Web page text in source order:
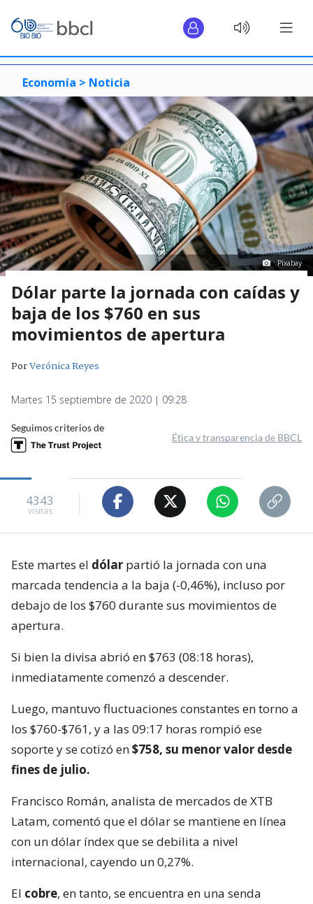
Economía > Noticia
Pixabay
Dólar parte la jornada con caídas y
baja de los $760 en sus
movimientos de apertura
PorVerónica Reyes
Martes 15 septiembre de 2020 | 09:28
Seguimos criterios de
Ética y transparencia de BBCL
4343
visitas
Este martes el dólar partió la jornada con una
marcada tendencia a la baja (-0,46%), incluso por
debajo de los $760 durante sus movimientos de
apertura.
Si bien la divisa abrió en $763 (08:18 horas),
inmediatamente comenzó a descender.
Luego, mantuvo fluctuaciones constantes en torno a
los $760-$761, y a las 09:17 horas rompió ese
soporte y se cotizó en$758, su menor valor desde
fines de julio.
Francisco Román, analista de mercados de XTB
Latam, comentó que el dólar se mantiene en línea
con un dólar índex que se debilita a nivel
internacional, cayendo un 0,27%.
El cobre, en tanto, se encuentra en una senda